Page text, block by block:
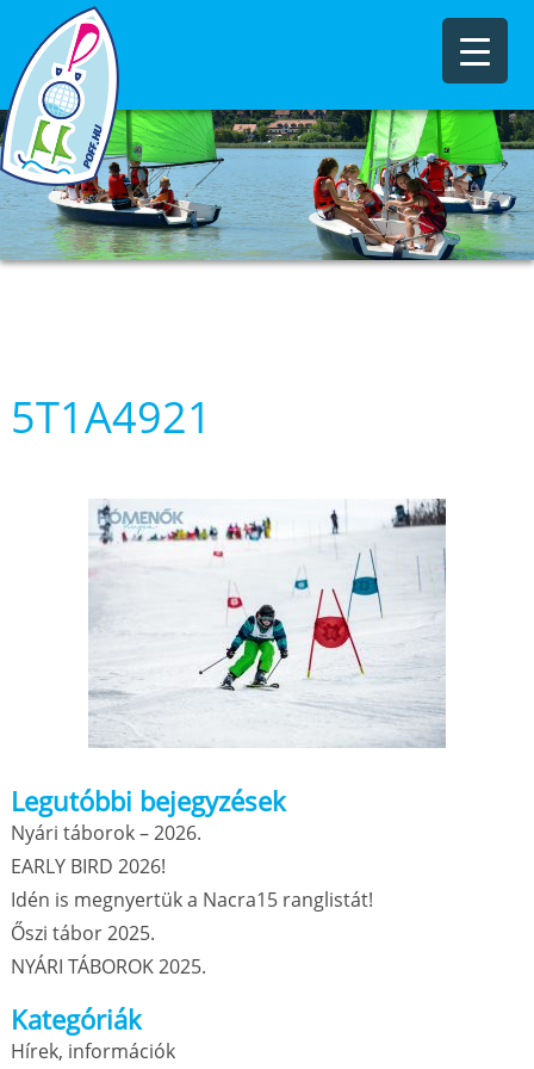
5T1A4921
Legutóbbi bejegyzések
Nyári táborok – 2026.
EARLY BIRD 2026!
Idén is megnyertük a Nacra15 ranglistát!
Őszi tábor 2025.
NYÁRI TÁBOROK 2025.
Kategóriák
Hírek, információk